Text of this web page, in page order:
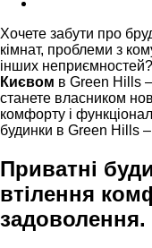
Хочете забути про
кімнат, проблеми з
інших неприємностей?
Києвом в Green Hills
станете власником
комфорту і
будинки в Green Hills
Приватні
втілення
задоволення.